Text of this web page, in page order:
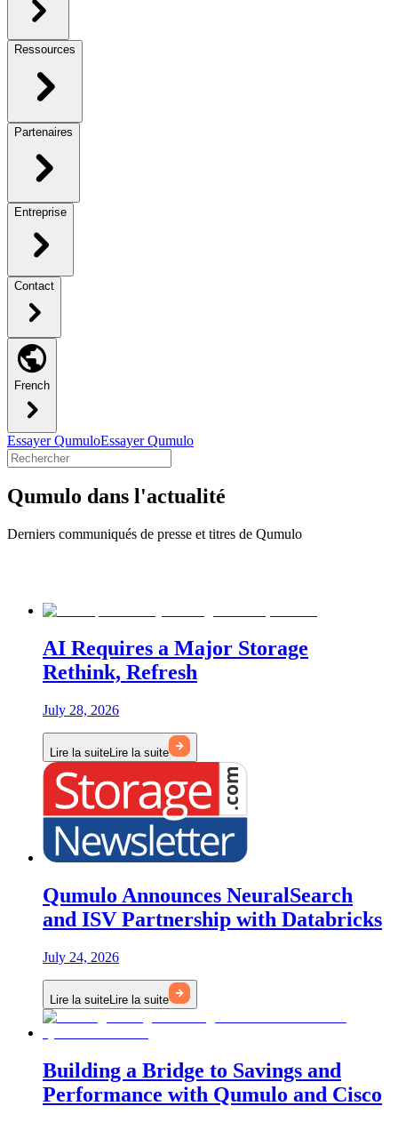
Ressources
Partenaires
Entreprise
Contact
French
Essayer QumuloEssayer Qumulo
Qumulo dans l'actualité
Derniers communiqués de presse et titres de Qumulo
AI Requires a Major Storage
Rethink, Refresh
July 28, 2026
Lire la suiteLire la suite
Qumulo Announces NeuralSearch
and ISV Partnership with Databricks
July 24, 2026
Lire la suite Lire la suite
Building a Bridge to Savings and
Performance with Qumulo and Cisco